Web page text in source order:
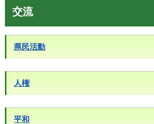
交流
県民活動
人権
平和